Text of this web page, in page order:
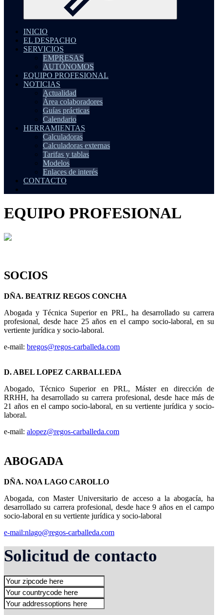
INICIO
EL DESPACHO
SERVICIOS
EMPRESAS
AUTÓNOMOS
EQUIPO PROFESIONAL
NOTICIAS
Actualidad
Área colaboradores
Guías prácticas
Calendario
HERRAMIENTAS
Calculadoras
Calculadoras externas
Tarifas y tablas
Modelos
Enlaces de interés
CONTACTO
EQUIPO PROFESIONAL
SOCIOS
DÑA. BEATRIZ REGOS CONCHA
Abogada y Técnica Superior en PRL, ha desarrollado su carrera
profesional, desde hace 25 años en el campo socio-laboral, en su
vertiente jurídica y socio-laboral.
e-mail: bregos@regos-carballeda.com
D. ABEL LOPEZ CARBALLEDA
Abogado, Técnico Superior en PRL, Máster en dirección de
RRHH, ha desarrollado su carrera profesional, desde hace más de
21 años en el campo socio-laboral, en su vertiente jurídica y socio-
laboral.
e-mail: alopez@regos-carballeda.com
ABOGADA
DÑA. NOA LAGO CAROLLO
Abogada, con Master Universitario de acceso a la abogacía, ha
desarrollado su carrera profesional, desde hace 9 años en el campo
socio-laboral en su vertiente jurídica y socio-laboral
e-mail:nlago@regos-carballeda.com
Solicitud de contacto